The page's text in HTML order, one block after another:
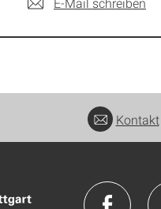
Kontakt